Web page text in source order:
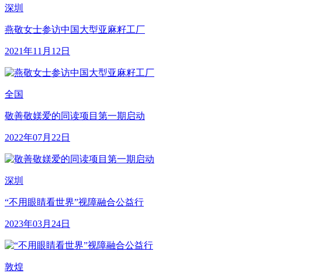
深圳
燕敬女士参访中国大型亚麻籽工厂
2021年11月12日
全国
敬善敬媄爱的同读项目第一期启动
2022年07月22日
深圳
“不用眼睛看世界”视障融合公益行
2023年03月24日
敦煌